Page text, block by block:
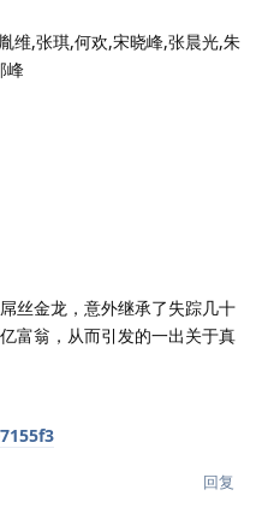
维,张琪,何欢,宋晓峰,张晨光,朱
峰
丝金龙，意外继承了失踪几十
富翁，从而引发的一出关于真
回复